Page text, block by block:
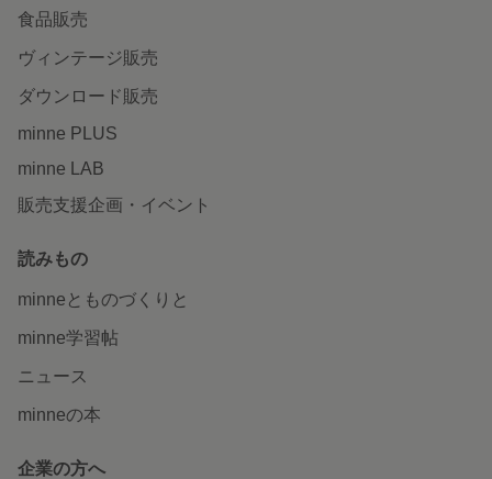
食品販売
ヴィンテージ販売
ダウンロード販売
minne PLUS
minne LAB
販売支援企画・イベント
読みもの
minneとものづくりと
minne学習帖
ニュース
minneの本
企業の方へ